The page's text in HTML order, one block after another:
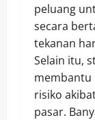
peluang
secara
tekanan
Selain itu,
membantu
risiko
pasar.